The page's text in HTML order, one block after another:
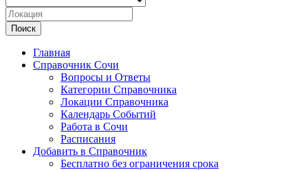
Сочи
Поиск
Главная
Справочник Сочи
Вопросы и Ответы
Категории Справочника
Локации Справочника
Календарь Событий
Работа в Сочи
Расписания
Добавить в Справочник
Бесплатно без ограничения срока